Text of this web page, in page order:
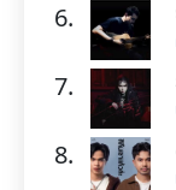
6.
7.
8.